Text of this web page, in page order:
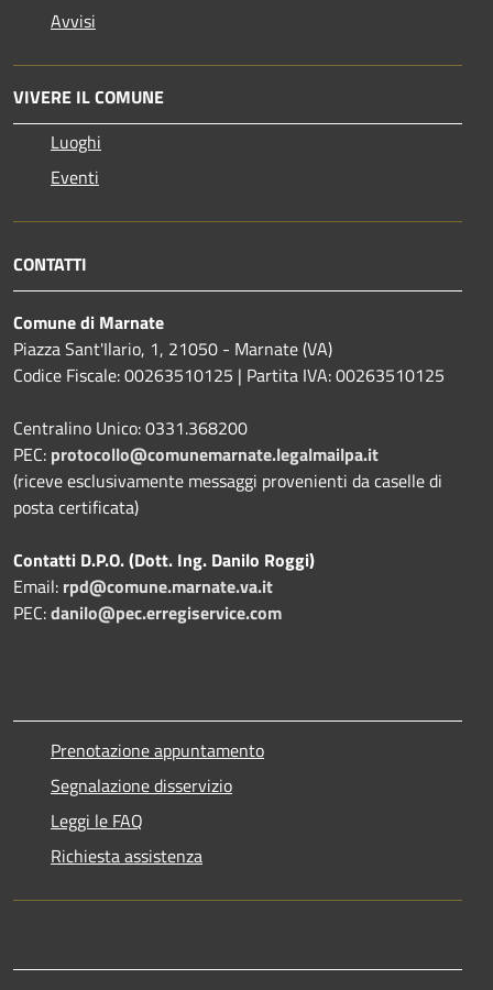
Avvisi
VIVERE IL COMUNE
Luoghi
Eventi
CONTATTI
Comune di Marnate
Piazza Sant'Ilario, 1, 21050 - Marnate (VA)
Codice Fiscale: 00263510125 | Partita IVA: 00263510125
Centralino Unico: 0331.368200
PEC: protocollo@comunemarnate.legalmailpa.it
(riceve esclusivamente messaggi provenienti da caselle di
posta certificata)
Contatti D.P.O. (Dott. Ing. Danilo Roggi)
Email: rpd@comune.marnate.va.it
PEC:danilo@pec.erregiservice.com
Prenotazione appuntamento
Segnalazione disservizio
Leggi le FAQ
Richiesta assistenza